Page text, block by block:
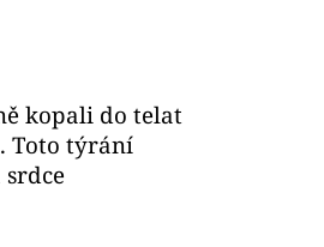
kopali do telat
Toto týrání